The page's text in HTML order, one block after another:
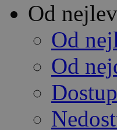
Od
Od
Od